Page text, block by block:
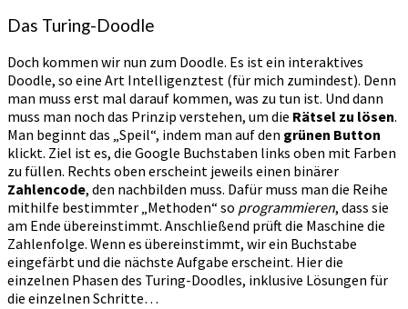
Das Turing-Doodle
Doch kommen wir nun zum Doodle. Es ist ein interaktives
Doodle, so eine Art Intelligenztest (für mich zumindest). Denn
man muss erst mal darauf kommen, was zu tun ist. Und dann
muss man noch das Prinzip verstehen, um die Rätsel zu lösen.
Man beginnt das „Speil“, indem man auf den grünen Button
klickt. Ziel ist es, die Google Buchstaben links oben mit Farben
zu füllen. Rechts oben erscheint jeweils einen binärer
Zahlencode, den nachbilden muss. Dafür muss man die Reihe
mithilfe bestimmter „Methoden“ so programmieren, dass sie
am Ende übereinstimmt. Anschließend prüft die Maschine die
Zahlenfolge. Wenn es übereinstimmt, wir ein Buchstabe
eingefärbt und die nächste Aufgabe erscheint. Hier die
einzelnen Phasen des Turing-Doodles, inklusive Lösungen für
die einzelnen Schritte…